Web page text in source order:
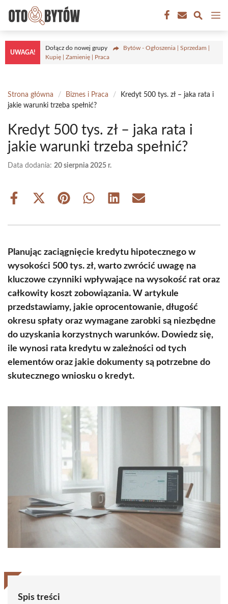
treści
UWAGA!
Dołącz do nowej grupy
Bytów - Ogłoszenia | Sprzedam |
Kupię | Zamienię | Praca
Strona główna / Biznes i Praca /
Kredyt 500 tys. zł – jaka rata i
jakie warunki trzeba spełnić?
Kredyt 500 tys. zł – jaka rata i
jakie warunki trzeba spełnić?
Data dodania: 20 sierpnia 2025 r.
Share
Share
(Twitter)
Share Share Share Share
Planując zaciągnięcie kredytu hipotecznego w
wysokości 500 tys. zł, warto zwrócić uwagę na
kluczowe czynniki wpływające na wysokość rat oraz
całkowity koszt zobowiązania. W artykule
przedstawiamy, jakie oprocentowanie, długość
okresu spłaty oraz wymagane zarobki są niezbędne
do uzyskania korzystnych warunków. Dowiedz się,
ile wynosi rata kredytu w zależności od tych
elementów oraz jakie dokumenty są potrzebne do
skutecznego wniosku o kredyt.
Spis treści